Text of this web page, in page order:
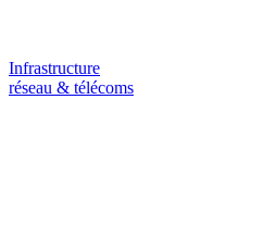
Infrastructure
réseau & télécoms